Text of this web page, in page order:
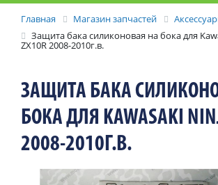
Главная Магазин запчастей
Защита бака силиконовая на бока для
ZX10R 2008-2010г.в.
ЗАЩИТА БАКА
БОКА ДЛЯ KAWASAKI
2008-2010Г.В.